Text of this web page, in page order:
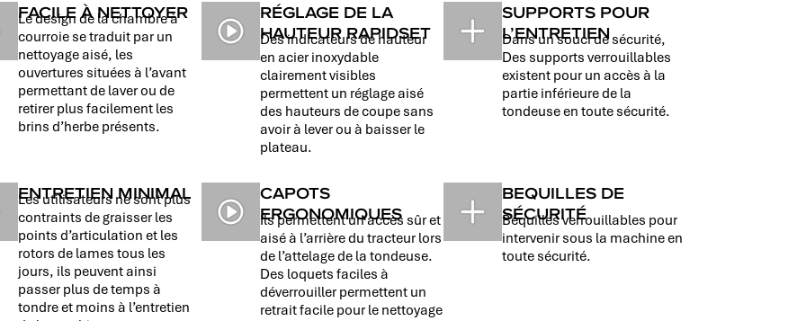
FACILE À NETTOYER
Le design de la chambre à
courroie se traduit par un
nettoyage aisé, les
ouvertures situées à l’avant
permettant de laver ou de
retirer plus facilement les
brins d’herbe présents.
RÉGLAGE DE LA
HAUTEUR RAPIDSET
Des indicateurs de hauteur
en acier inoxydable
clairement visibles
permettent un réglage aisé
des hauteurs de coupe sans
avoir à lever ou à baisser le
plateau.
SUPPORTS POUR
L’ENTRETIEN
Dans un souci de sécurité,
Des supports verrouillables
existent pour un accès à la
partie inférieure de la
tondeuse en toute sécurité.
ENTRETIEN MINIMAL
Les utilisateurs ne sont plus
contraints de graisser les
points d’articulation et les
rotors de lames tous les
jours, ils peuvent ainsi
passer plus de temps à
tondre et moins à l’entretien
CAPOTS
ERGONOMIQUES
Ils permettent un accès sûr et
aisé à l’arrière du tracteur lors
de l’attelage de la tondeuse.
Des loquets faciles à
déverrouiller permettent un
retrait facile pour le nettoyage
BEQUILLES DE
SÉCURITÉ
Béquilles verrouillables pour
intervenir sous la machine en
toute sécurité.